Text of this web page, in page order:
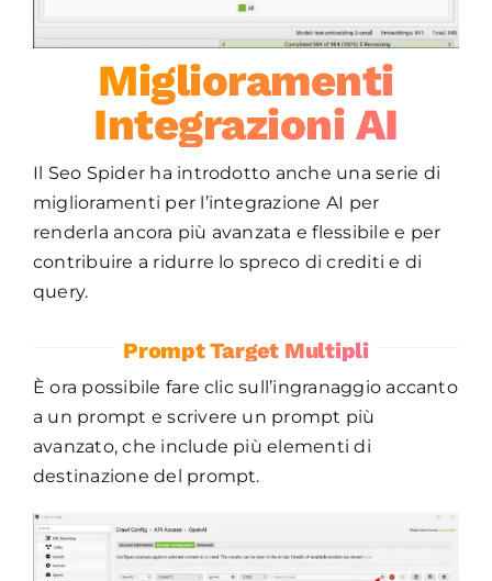
Miglioramenti
Integrazioni AI
Il Seo Spider ha introdotto anche una serie di
miglioramenti per l’integrazione AI per
renderla ancora più avanzata e flessibile e per
contribuire a ridurre lo spreco di crediti e di
query.
Prompt Target Multipli
È ora possibile fare clic sull’ingranaggio accanto
a un prompt e scrivere un prompt più
avanzato, che include più elementi di
destinazione del prompt.